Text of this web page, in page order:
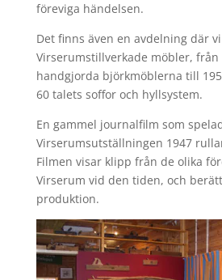
föreviga händelsen.
Det finns även en avdelning där
Virserumstillverkade möbler, från
handgjorda björkmöblerna till
60 talets soffor och hyllsystem.
En gammel journalfilm som
Virserumsutställningen 1947
Filmen visar klipp från de olika
Virserum vid den tiden, och
produktion.